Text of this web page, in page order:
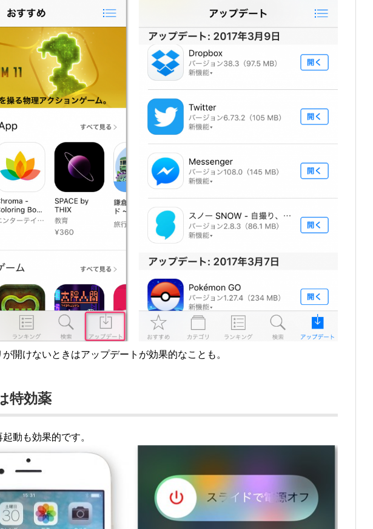
開けないときはアップデートが効果的なことも。
特効薬
動も効果的です。